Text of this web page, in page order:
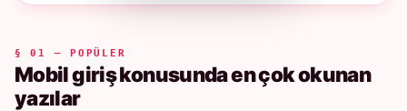
§ 01 — POPÜLER
Mobil giriş konusunda en çok okunan
yazılar